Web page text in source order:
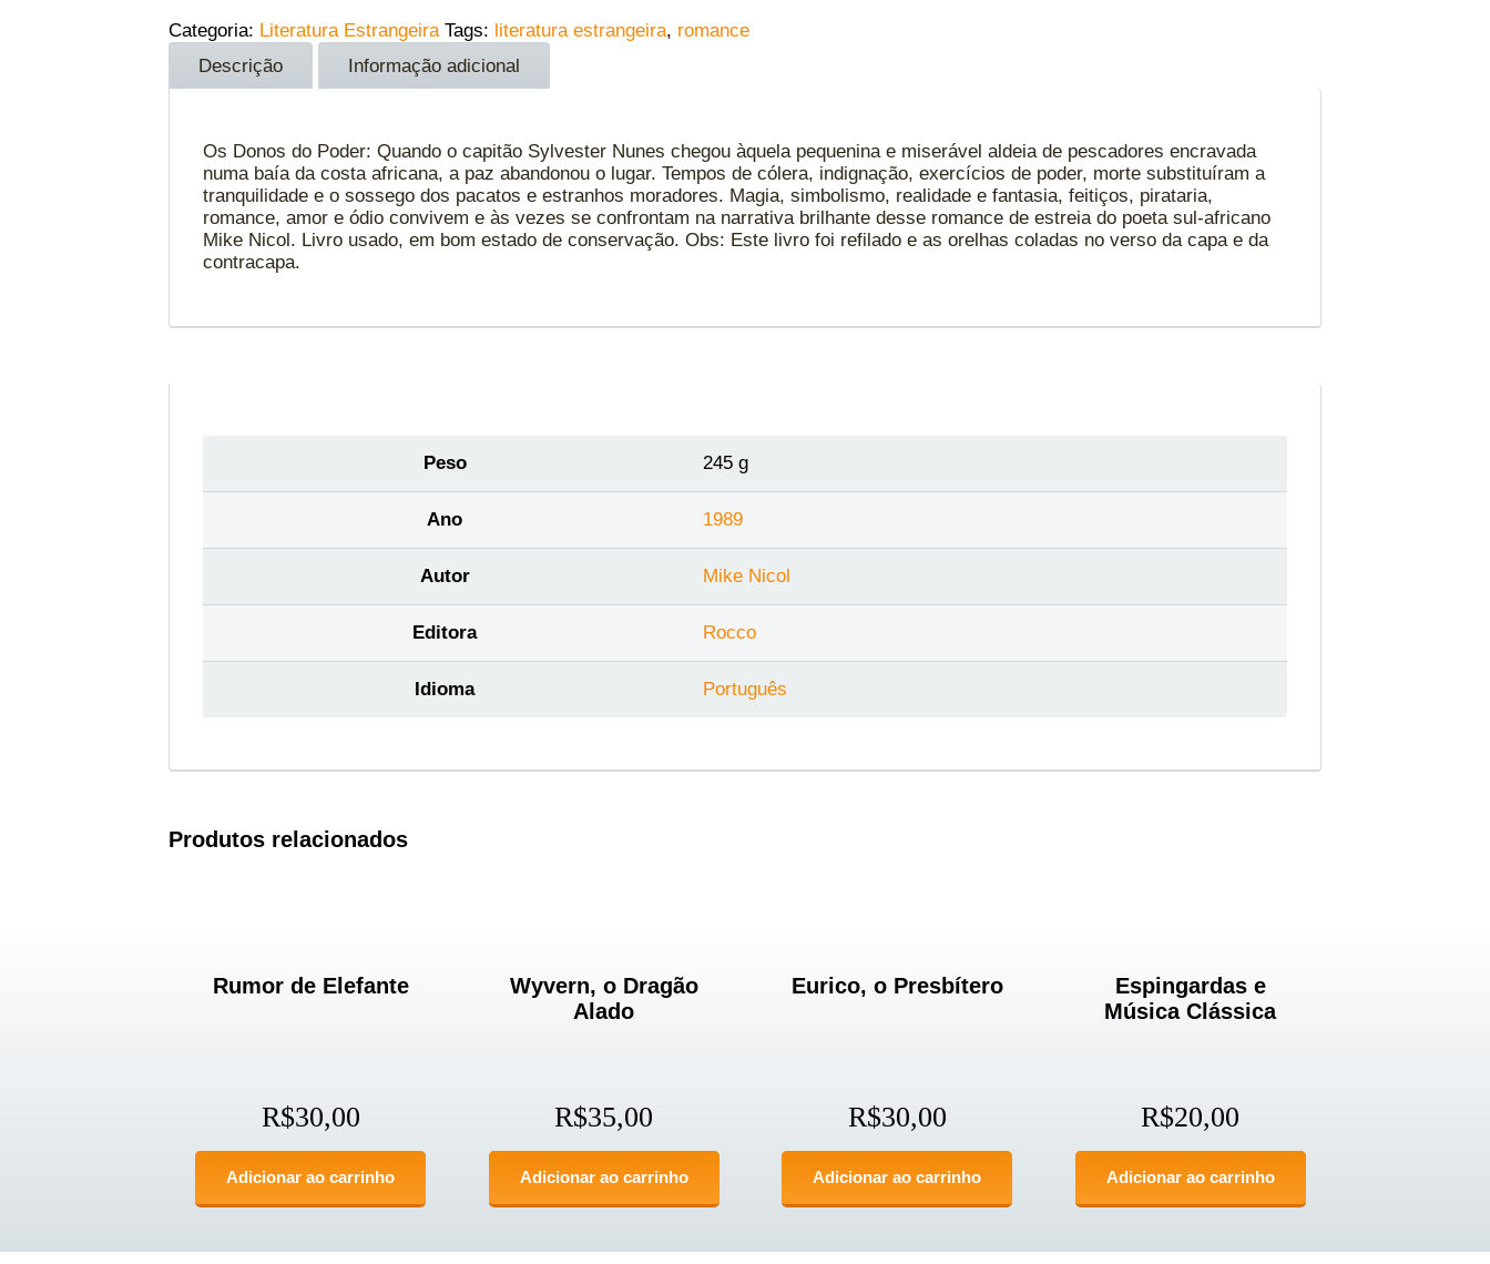
Categoria: Literatura Estrangeira Tags: literatura estrangeira, romance
Descrição
Informação adicional
Os Donos do Poder: Quando o capitão Sylvester Nunes chegou àquela pequenina e miserável aldeia de pescadores encravada
numa baía da costa africana, a paz abandonou o lugar. Tempos de cólera, indignação, exercícios de poder, morte substituíram a
tranquilidade e o sossego dos pacatos e estranhos moradores. Magia, simbolismo, realidade e fantasia, feitiços, pirataria,
romance, amor e ódio convivem e às vezes se confrontam na narrativa brilhante desse romance de estreia do poeta sul-africano
Mike Nicol. Livro usado, em bom estado de conservação. Obs: Este livro foi refilado e as orelhas coladas no verso da capa e da
contracapa.
Peso 245 g
Ano 1989
Autor Mike Nicol
Editora Rocco
Idioma Português
Produtos relacionados
Rumor de Elefante
R$30,00
Adicionar ao carrinho
Wyvern, o Dragão
Alado
R$35,00
Adicionar ao carrinho
Eurico, o Presbítero
R$30,00
Adicionar ao carrinho
Espingardas e
Música Clássica
R$20,00
Adicionar ao carrinho